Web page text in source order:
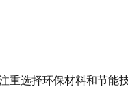
选择环保材料和节能